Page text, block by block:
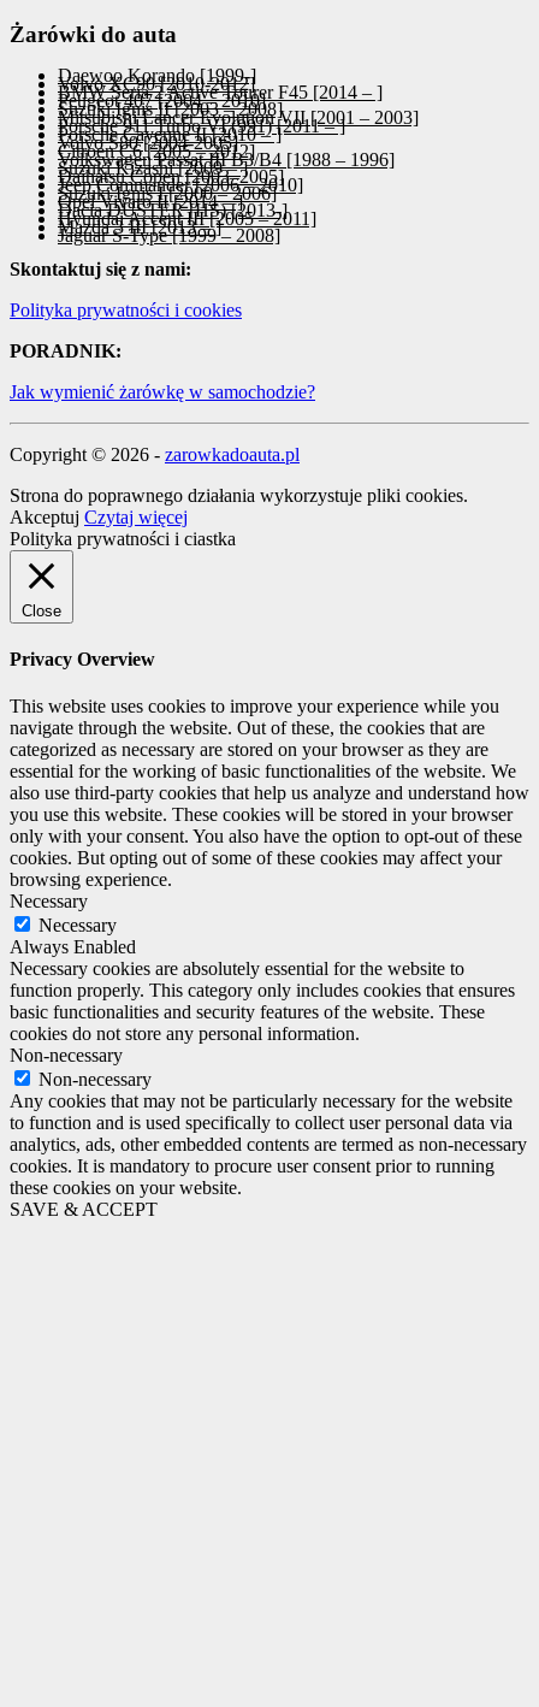
Żarówki do auta
Daewoo Korando [1999-]
Volvo XC90 [2010-2012]
BMW Seria 2 Active Tourer F45 [2014 – ]
Peugeot 407 [2004 – 2010]
Suzuki Ignis II [2003 – 2008]
Mitsubishi Lancer Evolution VII [2001 – 2003]
Porsche 911 Turbo VI (991) [2011 – ]
Porsche Cayenne II [2010 – ]
Volvo S80 [2004-2005]
Citroen C6 [2005 – 2012]
Volkswagen Passat III B3/B4 [1988 – 1996]
Suzuki Kizashi [2009 – ]
Daihatsu Copen [2003–2005]
Jeep Commander [2006 – 2010]
Suzuki Ignis I [2000 – 2006]
Opel Vivaro II [2014 – ]
Dacia DUSTER [HS) [2013-]
Hyundai Accent III [2005 – 2011]
Mazda 3 III [2013 – ]
Jaguar S-Type [1999 – 2008]
Skontaktuj się z nami:
Polityka prywatności i cookies
PORADNIK:
Jak wymienić żarówkę w samochodzie?
Copyright © 2026 - zarowkadoauta.pl
Strona do poprawnego działania wykorzystuje pliki cookies.
Akceptuj Czytaj więcej
Polityka prywatności i ciastka
Close
Privacy Overview
This website uses cookies to improve your experience while you
navigate through the website. Out of these, the cookies that are
categorized as necessary are stored on your browser as they are
essential for the working of basic functionalities of the website. We
also use third-party cookies that help us analyze and understand how
you use this website. These cookies will be stored in your browser
only with your consent. You also have the option to opt-out of these
cookies. But opting out of some of these cookies may affect your
browsing experience.
Necessary
Necessary
Always Enabled
Necessary cookies are absolutely essential for the website to
function properly. This category only includes cookies that ensures
basic functionalities and security features of the website. These
cookies do not store any personal information.
Non-necessary
Non-necessary
Any cookies that may not be particularly necessary for the website
to function and is used specifically to collect user personal data via
analytics, ads, other embedded contents are termed as non-necessary
cookies. It is mandatory to procure user consent prior to running
these cookies on your website.
SAVE & ACCEPT